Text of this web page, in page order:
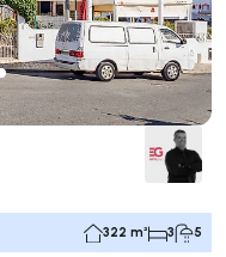
322 m² 3 5